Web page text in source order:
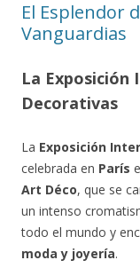
El Esplendor
Vanguardias
La Exposición
Decorativas
La Exposición
celebrada en París
Art Déco, que se
un intenso
todo el mundo y
moda y joyería.